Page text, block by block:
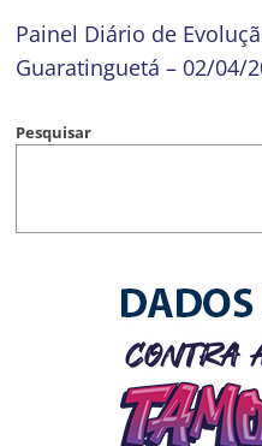
Painel Diário de
Guaratinguetá – 02/04/
Pesquisar